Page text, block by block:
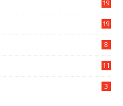
19
19
8
11
3